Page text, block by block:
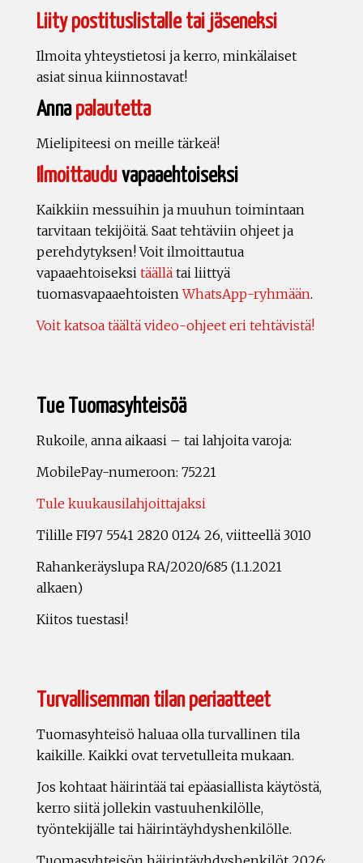
Liity postituslistalle tai jäseneksi
Ilmoita yhteystietosi ja kerro, minkälaiset
asiat sinua kiinnostavat!
Annapalautetta
Mielipiteesi on meille tärkeä!
Ilmoittauduvapaaehtoiseksi
Kaikkiin messuihin ja muuhun toimintaan
tarvitaan tekijöitä. Saat tehtäviin ohjeet ja
perehdytyksen! Voit ilmoittautua
vapaaehtoiseksi täällä tai liittyä
tuomasvapaaehtoistenWhatsApp-ryhmään.
Voit katsoa täältä video-ohjeet eri tehtävistä!
Tue Tuomasyhteisöä
Rukoile, anna aikaasi – tai lahjoita varoja:
MobilePay-numeroon: 75221
Tule kuukausilahjoittajaksi
Tilille FI97 5541 2820 0124 26, viitteellä 3010
Rahankeräyslupa RA/2020/685 (1.1.2021
alkaen)
Kiitos tuestasi!
Turvallisemman tilan periaatteet
Tuomasyhteisö haluaa olla turvallinen tila
kaikille. Kaikki ovat tervetulleita mukaan.
Jos kohtaat häirintää tai epäasiallista käytöstä,
kerro siitä jollekin vastuuhenkilölle,
työntekijälle tai häirintäyhdyshenkilölle.